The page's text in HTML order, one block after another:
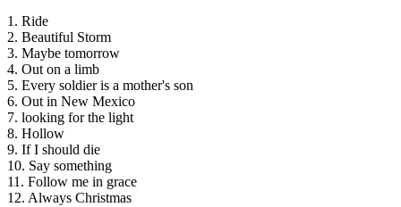
1. Ride
2. Beautiful Storm
3. Maybe tomorrow
4. Out on a limb
5. Every soldier is a mother's son
6. Out in New Mexico
7. looking for the light
8. Hollow
9. If I should die
10. Say something
11. Follow me in grace
12. Always Christmas